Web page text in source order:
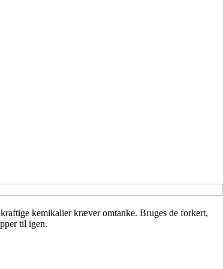
kemikalier kræver omtanke. Bruges de forkert,
til igen.